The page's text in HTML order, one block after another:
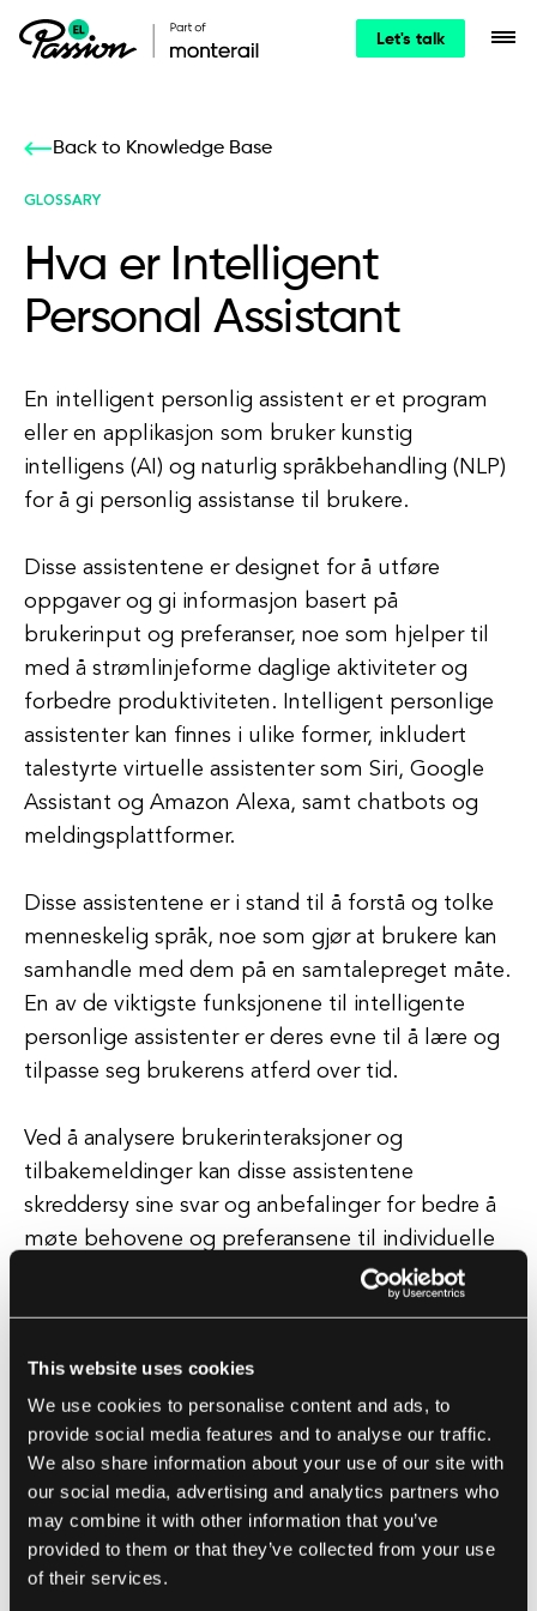
This website uses cookies
We use cookies to personalise content and ads, to
provide social media features and to analyse our traffic.
We also share information about your use of our site with
our social media, advertising and analytics partners who
may combine it with other information that you’ve
provided to them or that they’ve collected from your use
of their services.
Let's talk
Back to Knowledge Base
GLOSSARY
Hva er Intelligent
Personal Assistant
En intelligent personlig assistent er et program
eller en applikasjon som bruker kunstig
intelligens (AI) og naturlig språkbehandling (NLP)
for å gi personlig assistanse til brukere.
Disse assistentene er designet for å utføre
oppgaver og gi informasjon basert på
brukerinput og preferanser, noe som hjelper til
med å strømlinjeforme daglige aktiviteter og
forbedre produktiviteten. Intelligent personlige
assistenter kan finnes i ulike former, inkludert
talestyrte virtuelle assistenter som Siri, Google
Assistant og Amazon Alexa, samt chatbots og
meldingsplattformer.
Disse assistentene er i stand til å forstå og tolke
menneskelig språk, noe som gjør at brukere kan
samhandle med dem på en samtalepreget måte.
En av de viktigste funksjonene til intelligente
personlige assistenter er deres evne til å lære og
tilpasse seg brukerens atferd over tid.
Ved å analysere brukerinteraksjoner og
tilbakemeldinger kan disse assistentene
skreddersy sine svar og anbefalinger for bedre å
møte behovene og preferansene til individuelle
brukere. Intelligent personlige assistenter kan
utføre et bredt spekter av oppgaver, som å sette
foreta telefonsamtaler, gi væroppdateringer,
spille musikk og svare på spørsmål.
De kan også integreres med andre applikasjoner
og tjenester for å automatisere oppgaver og gi
en sømløs brukeropplevelse. Alt i alt tilbyr
intelligente personlige assistenter en praktisk og